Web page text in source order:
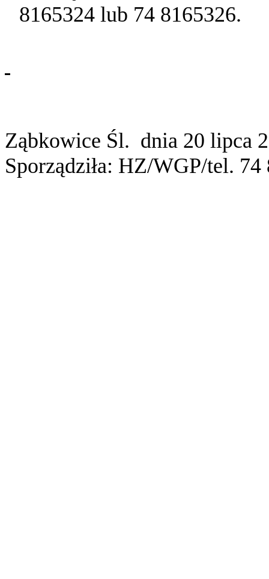
8165324 lub 74 8165326.
Ząbkowice Śl. dnia 20 lipca
Sporządziła: HZ/WGP/tel. 74